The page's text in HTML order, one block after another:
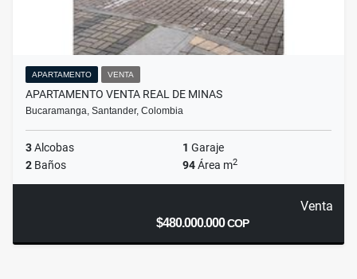
APARTAMENTO VENTA
APARTAMENTO VENTA REAL DE MINAS
Bucaramanga, Santander, Colombia
3Alcobas 1 Garaje
2 Baños 94Área m2
Venta
$480.000.000COP